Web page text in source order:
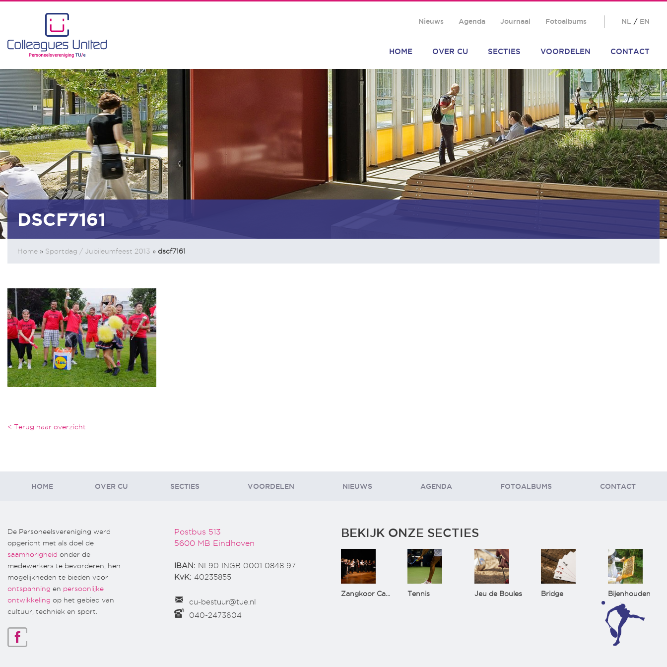
Nieuws Agenda Journaal Fotoalbums NL / EN
HOME OVER CU SECTIES VOORDELEN CONTACT
DSCF7161
Home » Sportdag / Jubileumfeest 2013 » dscf7161
< Terug naar overzicht
HOME OVER CU SECTIES VOORDELEN NIEUWS AGENDA FOTOALBUMS CONTACT
De Personeelsvereniging werd
opgericht met als doel de
saamhorigheid onder de
medewerkers te bevorderen, hen
mogelijkheden te bieden voor
ontspanning en persoonlijke
ontwikkeling op het gebied van
cultuur, techniek en sport.
Postbus 513
5600 MB Eindhoven
IBAN: NL90 INGB 0001 0848 97
KvK: 40235855
cu-bestuur@tue.nl
040-2473604
BEKIJK ONZE SECTIES
Zangkoor CantaTu Tennis Jeu de Boules Bridge Bijenhouden